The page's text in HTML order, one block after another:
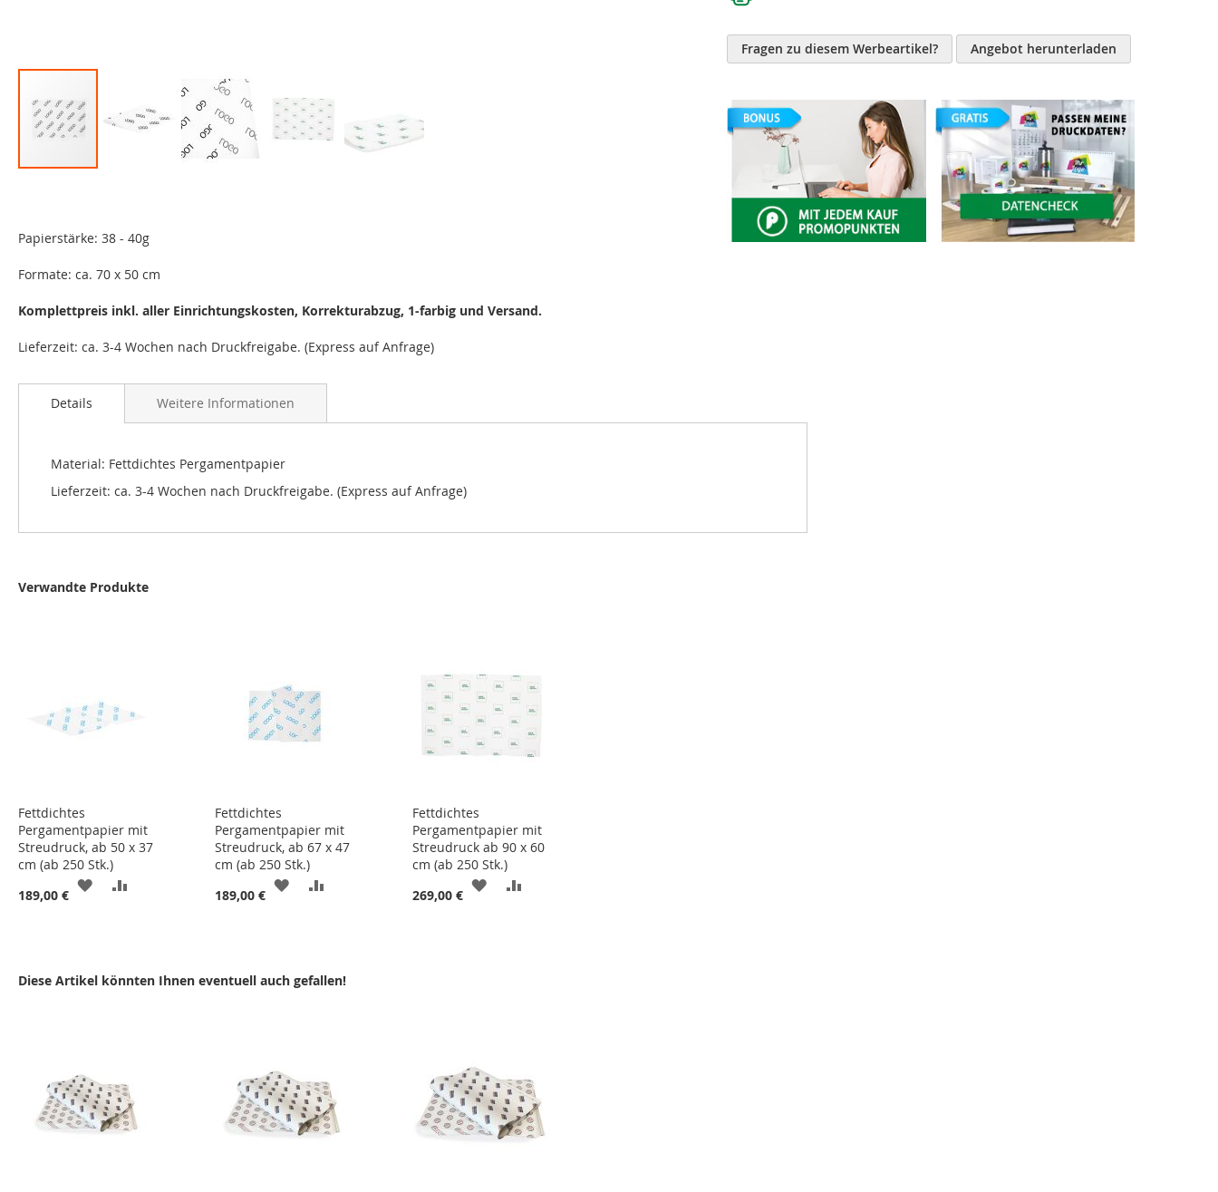
Fragen zu diesem Werbeartikel? Angebot herunterladen
Bildgalerie
springen
Papierstärke: 38 - 40g
Formate: ca. 70 x 50 cm
Komplettpreis inkl. aller Einrichtungskosten, Korrekturabzug, 1-farbig und Versand.
Lieferzeit: ca. 3-4 Wochen nach Druckfreigabe. (Express auf Anfrage)
Details
Material: Fettdichtes Pergamentpapier
Lieferzeit: ca. 3-4 Wochen nach Druckfreigabe. (Express auf Anfrage)
Weitere Informationen
Verwandte Produkte
Fettdichtes
Pergamentpapier mit
Streudruck, ab 50 x 37
cm (ab 250 Stk.)
189,00 €
ZUR
Fettdichtes
Pergamentpapier mit
Streudruck, ab 67 x 47
cm (ab 250 Stk.)
189,00 €
ZUR
Fettdichtes
Pergamentpapier mit
Streudruck ab 90 x 60
cm (ab 250 Stk.)
269,00 €
ZUR
Diese Artikel könnten Ihnen eventuell auch gefallen!